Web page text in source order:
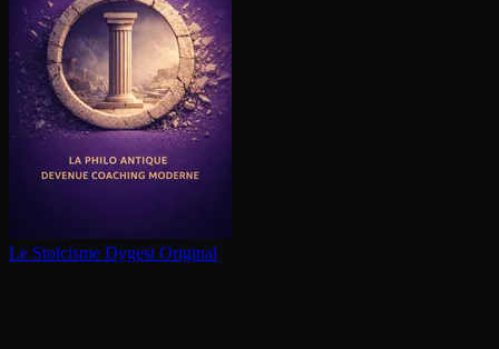
Le Stoïcisme Dygest Original